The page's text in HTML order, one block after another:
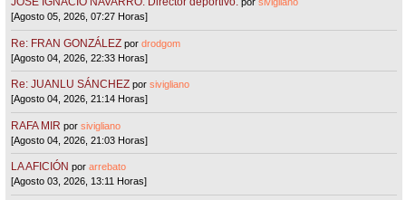
porsivigliano
[Agosto 05, 2026, 07:27 Horas]
Re: FRAN GONZÁLEZ pordrodgom
[Agosto 04, 2026, 22:33 Horas]
Re: JUANLU SÁNCHEZ porsivigliano
[Agosto 04, 2026, 21:14 Horas]
RAFA MIR porsivigliano
[Agosto 04, 2026, 21:03 Horas]
LA AFICIÓN porarrebato
[Agosto 03, 2026, 13:11 Horas]